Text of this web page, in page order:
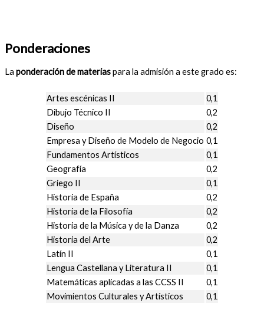
Ponderaciones
La ponderación de materiaspara la admisión a este grado es:
Artes escénicas II
0,1
Dibujo Técnico II
0,2
Diseño
0,2
Empresa y Diseño de Modelo de Negocio 0,1
Fundamentos Artísticos
0,1
Geografía
0,2
Griego II
0,1
Historia de España
0,2
Historia de la Filosofía
0,2
Historia de la Música y de la Danza
0,2
Historia del Arte
0,2
Latín II
0,1
Lengua Castellana y Literatura II
0,1
Matemáticas aplicadas a las CCSS II
0,1
Movimientos Culturales y Artísticos
0,1